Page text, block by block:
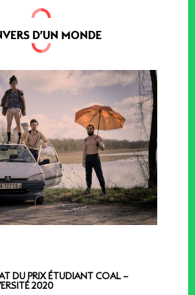
D’UN MONDE
DU PRIX ÉTUDIANT COAL –
2020